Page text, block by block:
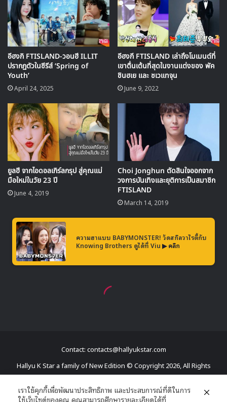
Contact: contacts@hallyukstar.com
Hallyu K Star a family of New Edition © Copyright 2026, All Rights
เราใช้คุกกี้เพื่อพัฒนาประสิทธิภาพ และประสบการณ์ที่ดีในการ
ใช้เว็บไซต์ของคุณ คุณสามารถศึกษารายละเอียดได้ที่